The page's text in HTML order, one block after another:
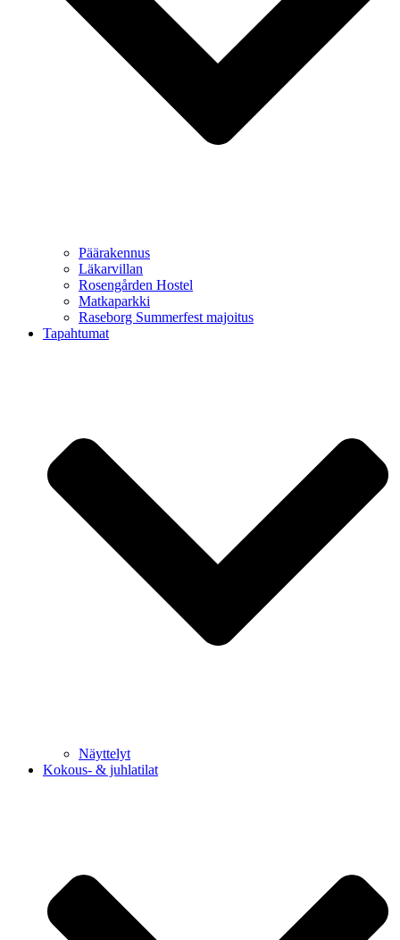
Päärakennus
Läkarvillan
Rosengården Hostel
Matkaparkki
Raseborg Summerfest majoitus
Tapahtumat
Näyttelyt
Kokous- & juhlatilat